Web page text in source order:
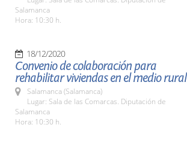
Salamanca
Hora: 10:30 h.
18/12/2020
Convenio de colaboración para
rehabilitar viviendas en el medio rural
Salamanca (Salamanca)
Lugar: Sala de las Comarcas. Diputación de
Salamanca
Hora: 10:30 h.